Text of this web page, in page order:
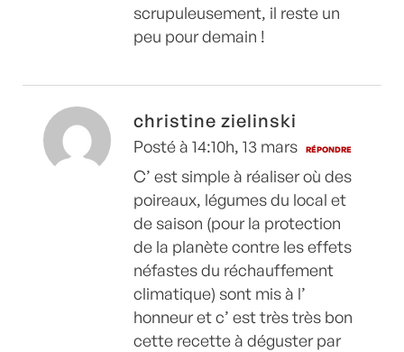
scrupuleusement, il reste un
peu pour demain !
christine zielinski
Posté à 14:10h, 13 mars RÉPONDRE
C’ est simple à réaliser où des
poireaux, légumes du local et
de saison (pour la protection
de la planète contre les effets
néfastes du réchauffement
climatique) sont mis à l’
honneur et c’ est très très bon
cette recette à déguster par